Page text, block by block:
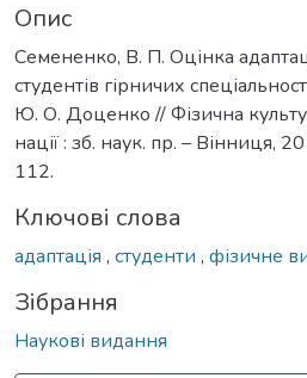
Опис
Семененко, В. П. Оцінка
студентів гірничих
Ю. О. Доценко // Фізична
нації : зб. наук. пр. – Вінниця,
112.
Ключові слова
адаптація , студенти , фізичне
Зібрання
Наукові видання